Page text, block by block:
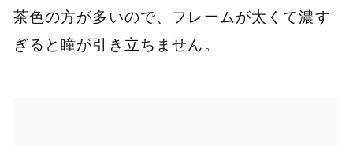
茶色の方が多いので、フレームが太くて濃す
ぎると瞳が引き立ちません。